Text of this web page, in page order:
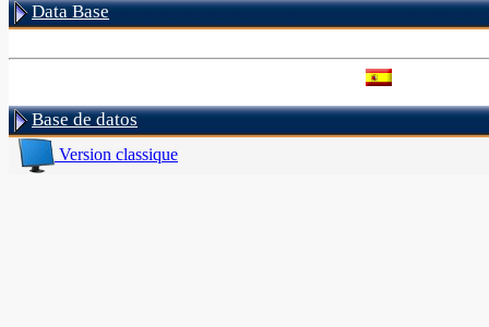
Data Base
Base de datos
Version classique